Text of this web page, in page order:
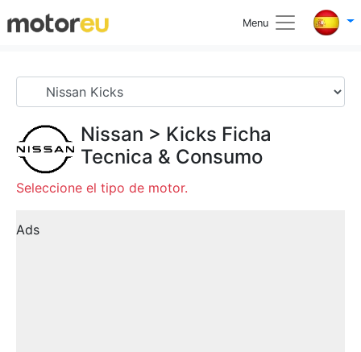
Menu
Nissan > Kicks Ficha
Tecnica & Consumo
Seleccione el tipo de motor.
Ads